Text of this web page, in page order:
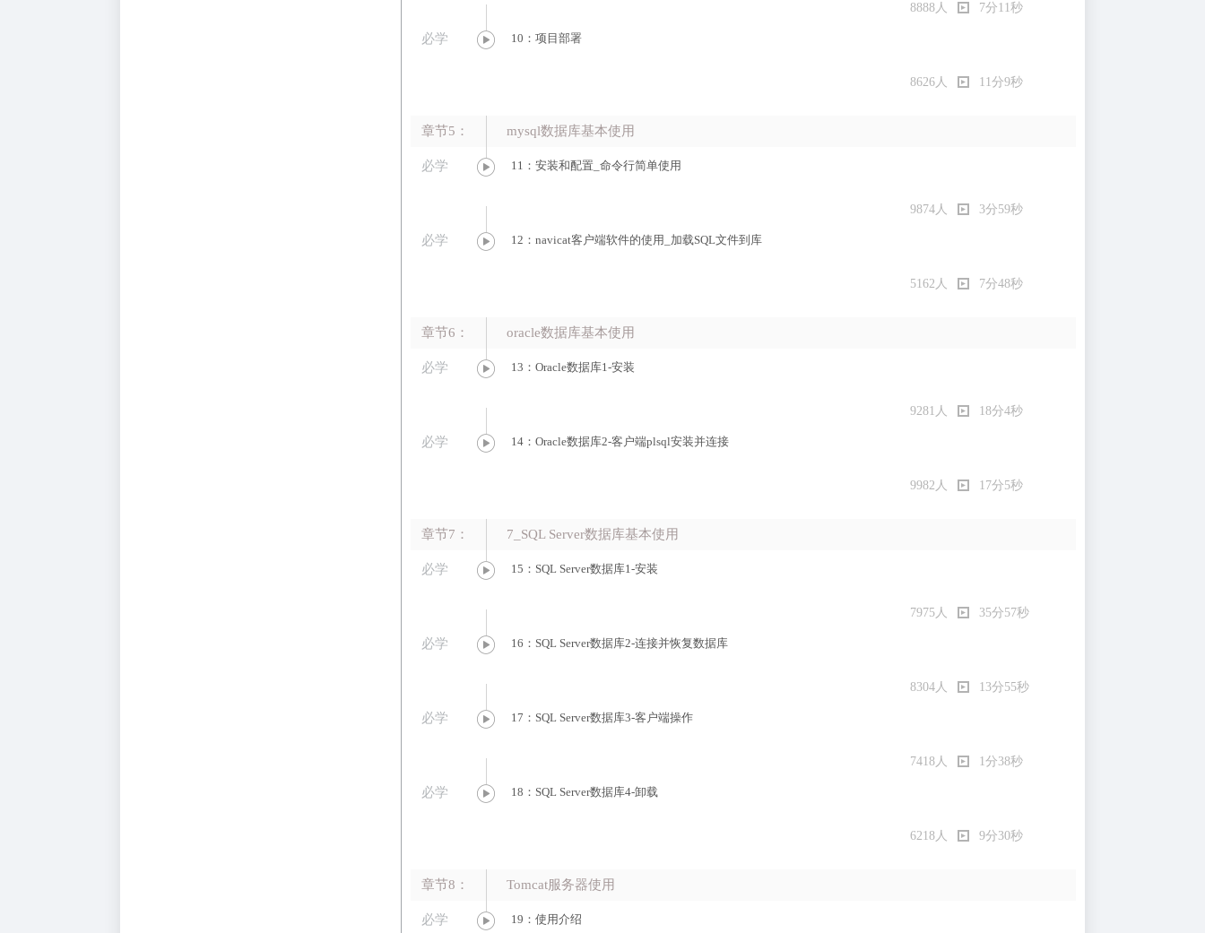
8888人 7分11秒
必学 10：项目部署
8626人 11分9秒
章节5： mysql数据库基本使用
必学 11：安装和配置_命令行简单使用
9874人 3分59秒
必学 12：navicat客户端软件的使用_加载SQL文件到库
5162人 7分48秒
章节6： oracle数据库基本使用
必学 13：Oracle数据库1-安装
9281人 18分4秒
必学 14：Oracle数据库2-客户端plsql安装并连接
9982人 17分5秒
章节7： 7_SQL Server数据库基本使用
必学 15：SQL Server数据库1-安装
7975人 35分57秒
必学 16：SQL Server数据库2-连接并恢复数据库
8304人 13分55秒
必学 17：SQL Server数据库3-客户端操作
7418人 1分38秒
必学 18：SQL Server数据库4-卸载
6218人 9分30秒
章节8： Tomcat服务器使用
必学 19：使用介绍